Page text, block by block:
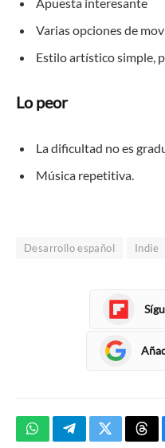
Varias opciones de
Estilo artístico simple,
Lo peor
La dificultad no es
Música repetitiva.
Desarrollo español Indie
WhatsAppTelegramTwitter